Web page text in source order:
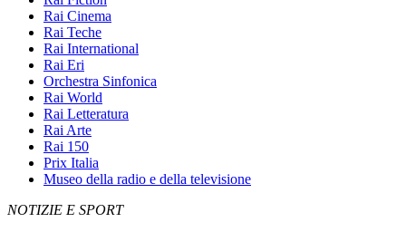
Rai Cinema
Rai Teche
Rai International
Rai Eri
Orchestra Sinfonica
Rai World
Rai Letteratura
Rai Arte
Rai 150
Prix Italia
Museo della radio e della televisione
NOTIZIE E SPORT